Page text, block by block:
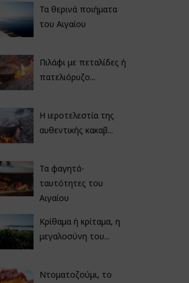
Τα θερινά ποιήματα
του Αιγαίου
Πιλάφι με πεταλίδες ή
πατελιόρυζο...
Η ιεροτελεστία της
αυθεντικής κακαβ...
Τα φαγητά-
ταυτότητες του
Αιγαίου
Κρίθαμα ή κρίταμα, η
μεγαλοσύνη του...
Ντοματοζούμι, το